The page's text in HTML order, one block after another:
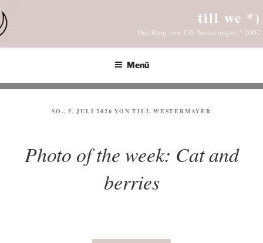
Inhalt
springen
till we *)
Das Blog von Till Westermayer * 2002
Menü
VERÖFFENTLICHT
SO., 5. JULI 2026 VONTILL WESTERMAYER
Photo of the week: Cat and
berries